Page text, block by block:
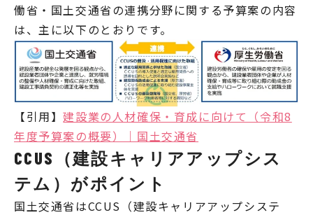
働省・国土交通省の連携分野に関する予算案の内容
は、主に以下のとおりです。
【引用】建設業の人材確保・育成に向けて（令和8
年度予算案の概要）｜国土交通省
CCUS（建設キャリアアップシス
テム）がポイント
国土交通省はCCUS（建設キャリアアップシステ